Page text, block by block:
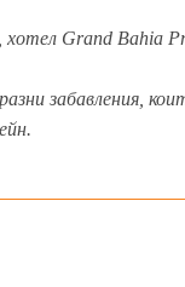
хотел Grand Bahia
забавления,